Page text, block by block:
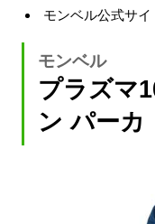
モンベル公式サイ
モンベル
プラズマ
ン パーカ